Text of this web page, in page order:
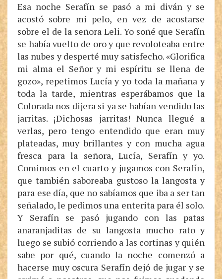
Esa noche Serafín se pasó a mi diván y se
acostó sobre mi pelo, en vez de acostarse
sobre el de la señora Leli. Yo soñé que Serafín
se había vuelto de oro y que revoloteaba entre
las nubes y desperté muy satisfecho. «Glorifica
mi alma el Señor y mi espíritu se llena de
gozo», repetimos Lucía y yo toda la mañana y
toda la tarde, mientras esperábamos que la
Colorada nos dijera si ya se habían vendido las
jarritas. ¡Dichosas jarritas! Nunca llegué a
verlas, pero tengo entendido que eran muy
plateadas, muy brillantes y con mucha agua
fresca para la señora, Lucía, Serafín y yo.
Comimos en el cuarto y jugamos con Serafín,
que también saboreaba gustoso la langosta y
para ese día, que no sabíamos que iba a ser tan
señalado, le pedimos una enterita para él solo.
Y Serafín se pasó jugando con las patas
anaranjaditas de su langosta mucho rato y
luego se subió corriendo a las cortinas y quién
sabe por qué, cuando la noche comenzó a
hacerse muy oscura Serafín dejó de jugar y se